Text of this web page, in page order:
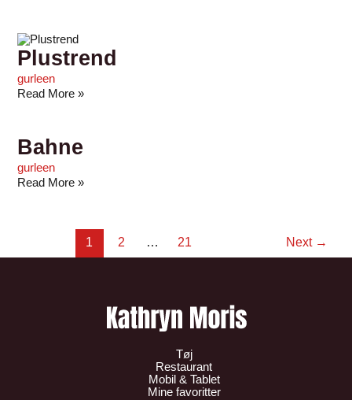
Plustrend
gurleen
Read More »
Bahne
gurleen
Read More »
1 2 … 21 Next →
Tøj
Restaurant
Mobil & Tablet
Mine favoritter